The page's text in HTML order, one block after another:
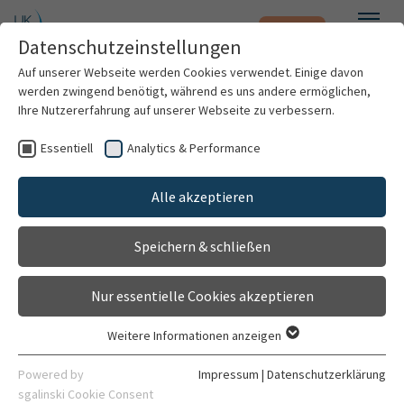
Zum Hauptinhalt springen Notfall
Patienten & Besucher
Kliniken & Institute
Forschung
Karriere
Mit dem Klick auf "Karte aktivieren" stimme ich
der Datenfreigabe an Google zu.
Karte aktivieren
Weitere Standorte suchen
Kontakt
Im Neuenheimer Feld 110
69120 Heidelberg
06221 56-7019
Weiterer Standort
Schlierbacher Landstr. 200a
69118 Heidelberg
Datenschutzeinstellungen
Auf unserer Webseite werden Cookies verwendet. Einige davon
werden zwingend benötigt, während es uns andere ermöglichen,
Ihre Nutzererfahrung auf unserer Webseite zu verbessern.
Essentiell Analytics & Performance
Alle akzeptieren
Speichern & schließen
Nur essentielle Cookies akzeptieren
Essentielle Cookies werden für grundlegende Funktionen der
Webseite benötigt. Dadurch ist gewährleistet, dass die
Weitere Informationen anzeigen
Powered by
sgalinski Cookie Consent
Impressum | Datenschutzerklärung